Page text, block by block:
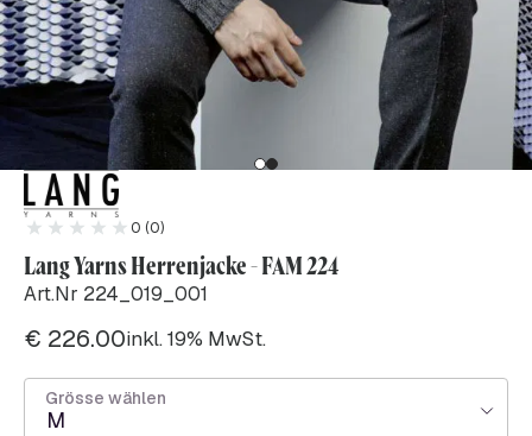
0 (0)
Lang Yarns Herrenjacke - FAM 224
Art.Nr 224_019_001
€ 226.00inkl. 19% MwSt.
Grösse wählen
M